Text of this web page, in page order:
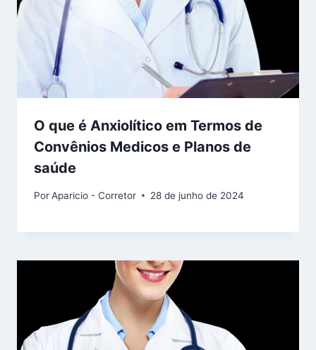
O que é Anxiolítico em Termos de
Convênios Medicos e Planos de
saúde
PorAparicio - Corretor 28 de junho de 2024